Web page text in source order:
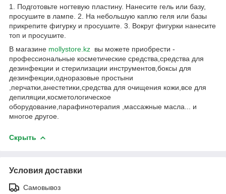
1. Подготовьте ногтевую пластину. Нанесите гель или базу,
просушите в лампе. 2. На небольшую каплю геля или базы
прикрепите фигурку и просушите. 3. Вокруг фигурки нанесите
топ и просушите.
В магазине mollystore.kz вы можете приобрести -
профессиональные косметические средства,средства для
дезинфекции и стерилизации инструментов,боксы для
дезинфекции,одноразовые простыни
,перчатки,анестетики,средства для очищения кожи,все для
депиляции,косметологическое
оборудование,парафинотерапия ,массажные масла... и
многое другое.
Скрыть
Условия доставки
Самовывоз